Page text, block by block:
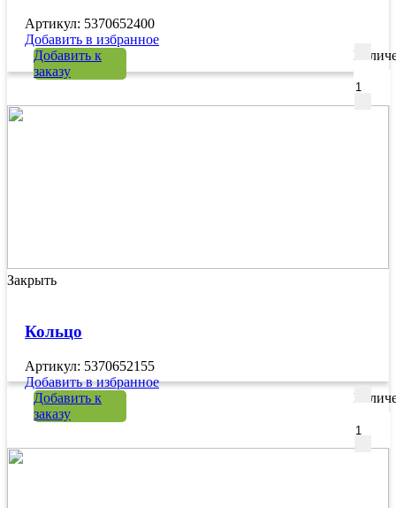
Артикул: 5370652400
Добавить в избранное
Добавить к
заказу
Закрыть
Кольцо
Артикул: 5370652155
Добавить в избранное
Добавить к
заказу